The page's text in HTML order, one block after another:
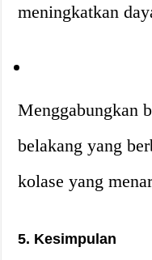
meningkatkan
Menggabungkan
belakang yang
kolase yang
5. Kesimpulan